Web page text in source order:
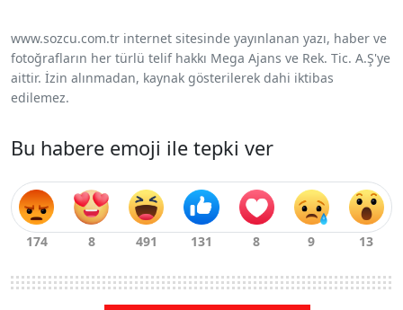
www.sozcu.com.tr internet sitesinde yayınlanan yazı, haber ve
fotoğrafların her türlü telif hakkı Mega Ajans ve Rek. Tic. A.Ş'ye
aittir. İzin alınmadan, kaynak gösterilerek dahi iktibas
edilemez.
Bu habere emoji ile tepki ver